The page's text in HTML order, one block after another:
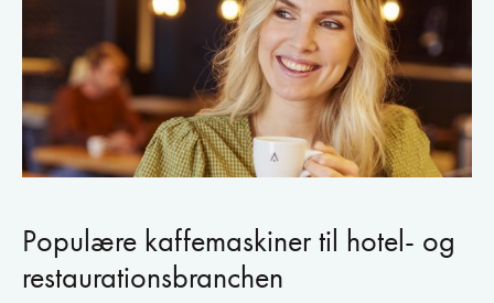
Populære kaffemaskiner til hotel- og
restaurationsbranchen